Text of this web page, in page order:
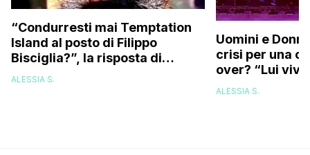
“Condurresti mai Temptation
Island al posto di Filippo
Bisciglia?”, la risposta di
Karina Cascella: “Andrei di
ALESSIA S.
Uomini e
crisi per una
over? “Lui
ALESSIA S.